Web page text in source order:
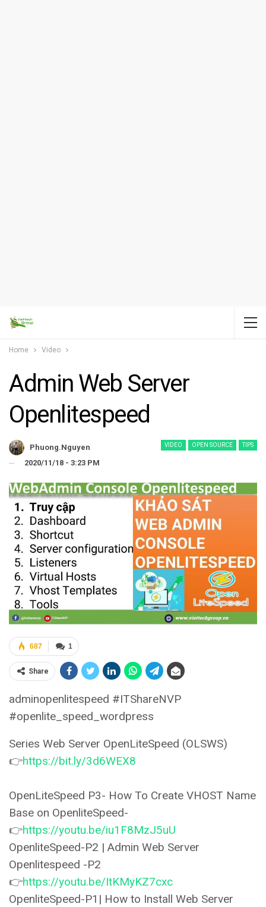
Home Video
Admin Web Server
Openlitespeed
VIDEO OPEN SOURCE TIPS
Phuong.nguyen
2020/11/18 - 3:23 PM
1
687
Share
adminopenlitespeed #ITShareNVP
#openlite_speed_wordpress
Series Web Server OpenLiteSpeed (OLSWS)
👉https://bit.ly/3d6WEX8
OpenLiteSpeed P3- How To Create VHOST Name
Base on OpenliteSpeed-
👉https://youtu.be/iu1F8MzJ5uU
OpenliteSpeed-P2 | Admin Web Server
Openlitespeed -P2
👉https://youtu.be/ItKMyKZ7cxc
OpenliteSpeed-P1| How to Install Web Server